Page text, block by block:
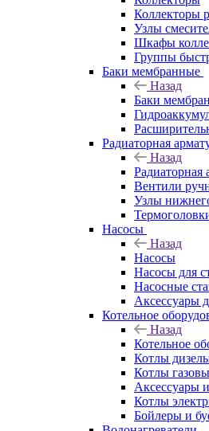
Коллекторы
Узлы
Шкафы
Группы
Баки мембранные
Назад
Баки
Радиаторная
Назад
Радиаторная
Вентили
Узлы
Насосы
Назад
Насосы
Насосы для
Насосные
Аксессуары
Котельное
Назад
Котельное
Котлы
Котлы
Аксессуары
Котлы
Бойлеры и